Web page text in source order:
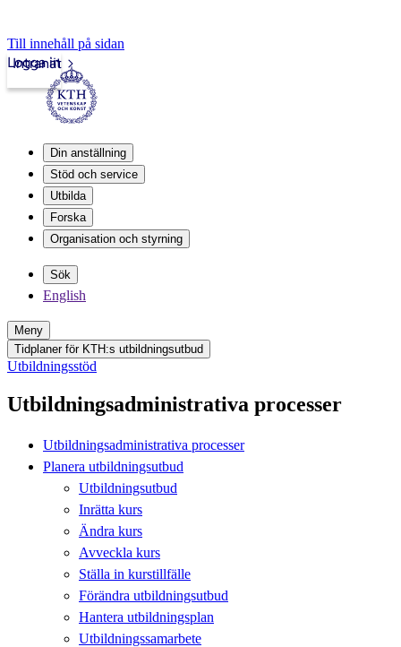
Till innehåll på sidan
Intranät
Logga in
Din anställning
Stöd och service
Utbilda
Forska
Organisation och styrning
Sök
English
Meny
Tidplaner för KTH:s utbildningsutbud
Utbildningsstöd
Utbildningsadministrativa processer
Utbildningsadministrativa processer
Planera utbildningsutbud
Utbildningsutbud
Inrätta kurs
Ändra kurs
Avveckla kurs
Ställa in kurstillfälle
Förändra utbildningsutbud
Hantera utbildningsplan
Utbildningssamarbete